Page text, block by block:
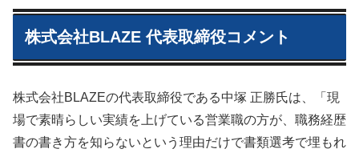
株式会社BLAZE 代表取締役コメント
株式会社BLAZEの代表取締役である中塚 正勝氏は、「現
場で素晴らしい実績を上げている営業職の方が、職務経歴
書の書き方を知らないという理由だけで書類選考で埋もれ